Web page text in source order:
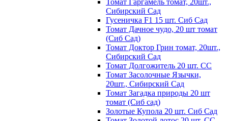
Томат Гаргамель томат, 20шт.,
Сибирский Сад
Гусеничка F1 15 шт. Сиб Сад
Томат Дачное чудо, 20 шт томат
(Сиб Сад)
Томат Доктор Грин томат, 20шт.,
Сибирский Сад
Томат Долгожитель 20 шт. СС
Томат Засолочные Язычки,
20шт., Сибирский Сад
Томат Загадка природы 20 шт
томат (Сиб сад)
Золотые Купола 20 шт. Сиб Сад